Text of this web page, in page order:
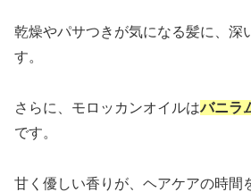
乾燥やパサつきが気になる髪に、深
す。
さらに、モロッカンオイルはバニラ
です。
甘く優しい香りが、ヘアケアの時間